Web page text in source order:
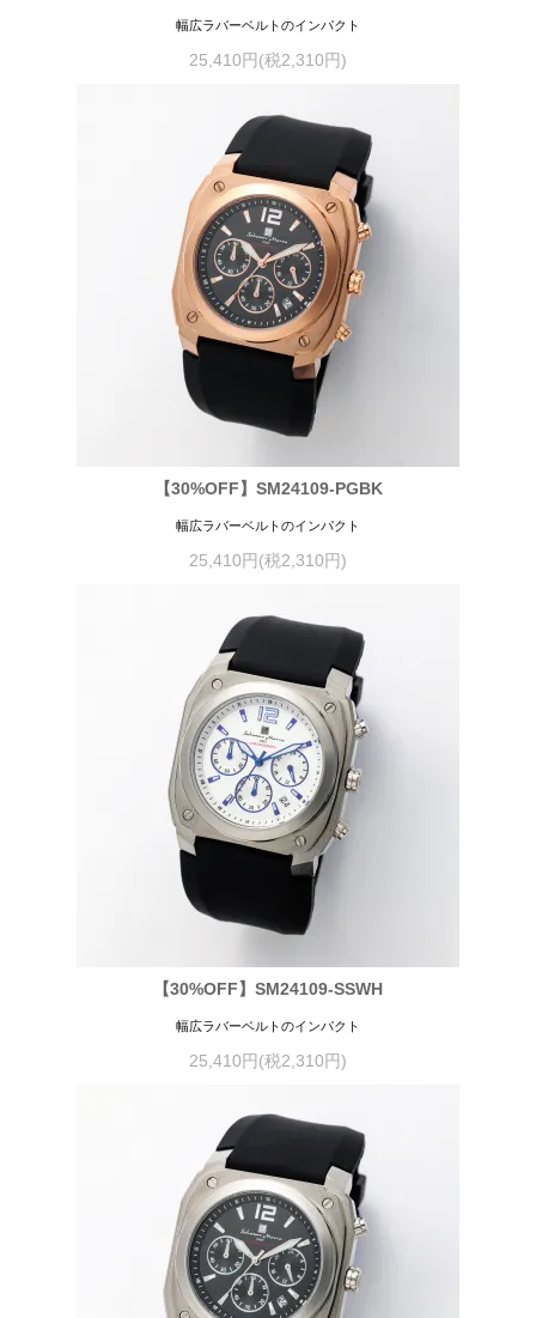
幅広ラバーベルトのインパクト
25,410円(税2,310円)
【30%OFF】SM24109-PGBK
幅広ラバーベルトのインパクト
25,410円(税2,310円)
【30%OFF】SM24109-SSWH
幅広ラバーベルトのインパクト
25,410円(税2,310円)